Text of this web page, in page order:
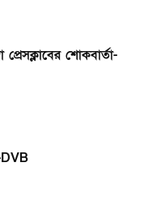
শোকবার্তা-
DVB